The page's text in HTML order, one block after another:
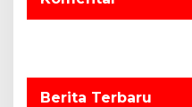
s
Berita Terbaru